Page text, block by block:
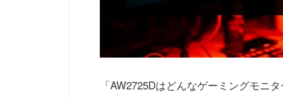
「AW2725Dはどんなゲーミングモニ